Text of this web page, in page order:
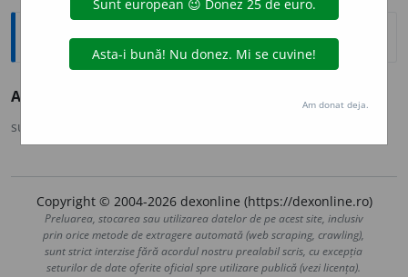
Antonime
A opri
sursa:
Copyright © 2004-2026 dexonline (https://dexonline.ro)
Preluarea, stocarea sau utilizarea datelor de pe acest site, inclusiv
prin orice metode de extragere automată (web scraping, crawling),
sunt strict interzise fără acordul nostru prealabil scris, cu excepția
seturilor de date oferite oficial spre utilizare publică (vezi licența).
Am donat deja.